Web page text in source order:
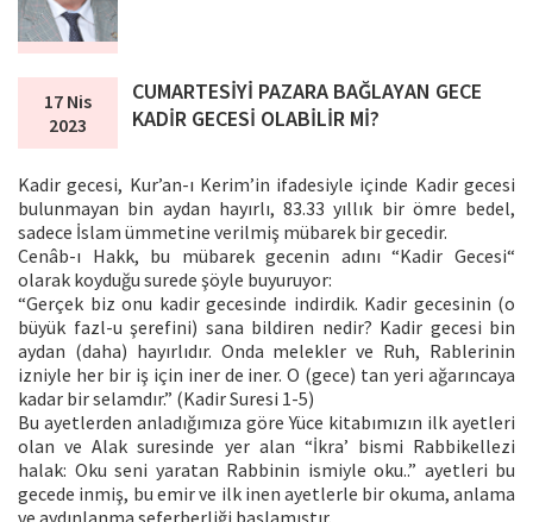
17 Nis
2023
CUMARTESİYİ PAZARA BAĞLAYAN GECE
KADİR GECESİ OLABİLİR Mİ?
Kadir gecesi, Kur’an-ı Kerim’in ifadesiyle içinde Kadir gecesi
bulunmayan bin aydan hayırlı, 83.33 yıllık bir ömre bedel,
sadece İslam ümmetine verilmiş mübarek bir gecedir.
Cenâb-ı Hakk, bu mübarek gecenin adını “Kadir Gecesi“
olarak koyduğu surede şöyle buyuruyor:
“Gerçek biz onu kadir gecesinde indirdik. Kadir gecesinin (o
büyük fazl-u şerefini) sana bildiren nedir? Kadir gecesi bin
aydan (daha) hayırlıdır. Onda melekler ve Ruh, Rablerinin
izniyle her bir iş için iner de iner. O (gece) tan yeri ağarıncaya
kadar bir selamdır.” (Kadir Suresi 1-5)
Bu ayetlerden anladığımıza göre Yüce kitabımızın ilk ayetleri
olan ve Alak suresinde yer alan “İkra’ bismi Rabbikellezi
halak: Oku seni yaratan Rabbinin ismiyle oku..” ayetleri bu
gecede inmiş, bu emir ve ilk inen ayetlerle bir okuma, anlama
ve aydınlanma seferberliği başlamıştır.